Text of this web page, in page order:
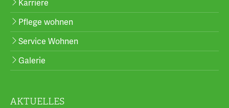
Karriere
Pflege wohnen
Service Wohnen
Galerie
AKTUELLES